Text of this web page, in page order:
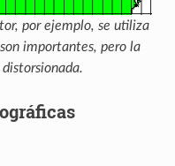
por ejemplo, se utiliza
importantes, pero la